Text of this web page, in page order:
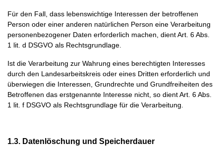
Für den Fall, dass lebenswichtige Interessen der betroffenen
Person oder einer anderen natürlichen Person eine Verarbeitung
personenbezogener Daten erforderlich machen, dient Art. 6 Abs.
1 lit. d DSGVO als Rechtsgrundlage.
Ist die Verarbeitung zur Wahrung eines berechtigten Interesses
durch den Landesarbeitskreis oder eines Dritten erforderlich und
überwiegen die Interessen, Grundrechte und Grundfreiheiten des
Betroffenen das erstgenannte Interesse nicht, so dient Art. 6 Abs.
1 lit. f DSGVO als Rechtsgrundlage für die Verarbeitung.
1.3. Datenlöschung und Speicherdauer